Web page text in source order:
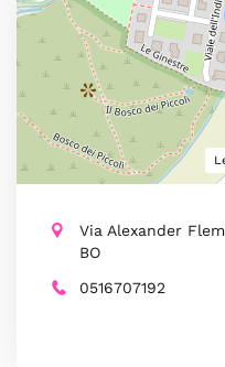
Via Alexander
BO
0516707192